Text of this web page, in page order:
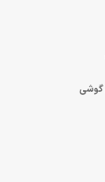
گوشی